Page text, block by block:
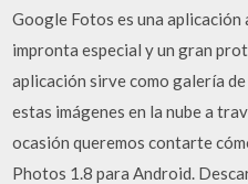
Google Fotos es una aplicación
impronta especial y un gran
aplicación sirve como galería
estas imágenes en la nube a
ocasión queremos contarte
Photos 1.8 para Android.